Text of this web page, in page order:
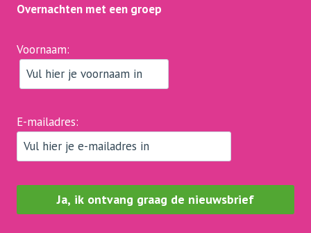
Overnachten met een groep
Voornaam:
E-mailadres: